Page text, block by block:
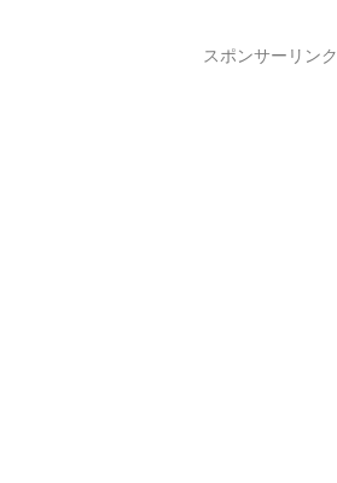
スポンサーリンク